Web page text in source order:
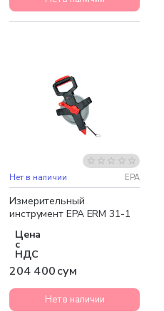
Нет в наличии EPA
Измерительный
инструмент EPA ERM 31-1
Цена
с
НДС
204 400 сум
Нет в наличии